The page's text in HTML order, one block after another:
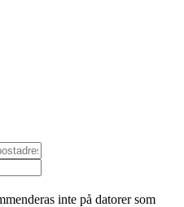
inte på datorer som